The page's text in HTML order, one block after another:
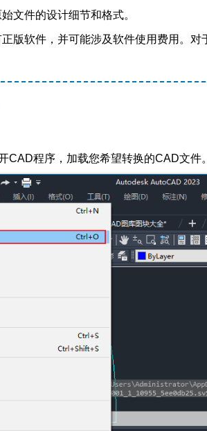
文件的设计细节和格式。
版软件，并可能涉及软件使用费用。
CAD程序，加载您希望转换的CAD文件。